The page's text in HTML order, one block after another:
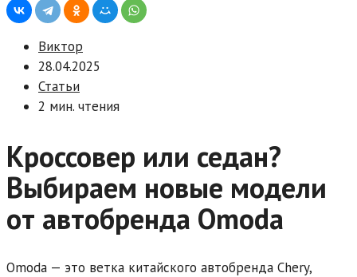
Виктор
28.04.2025
Статьи
2 мин. чтения
Кроссовер или седан?
Выбираем новые модели
от автобренда Omoda
Omoda — это ветка китайского автобренда Chery,